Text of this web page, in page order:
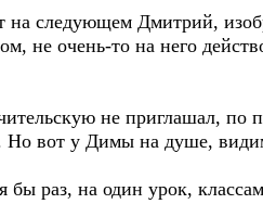
следующем Дмитрий,
не очень-то на него
не приглашал, по
Но вот у Димы на душе,
раз, на один урок,